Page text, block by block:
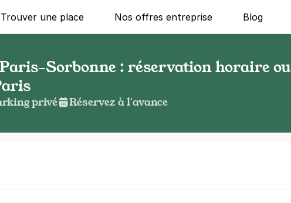
Trouver une place Nos offres entreprise Blog
Sorbonne : réservation horaire ou
privé Réservez à l'avance